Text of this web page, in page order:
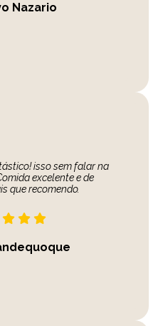
Nazario
isso sem falar na
excelente e de
que recomendo.